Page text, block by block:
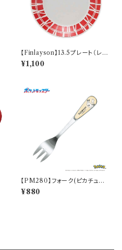
【Finlayson】13.5プレート（レッ
ド）【コロナ】
¥1,100
【PM280】フォーク(ピカチュウ)
【Daily Sketch】PM284-851
¥880